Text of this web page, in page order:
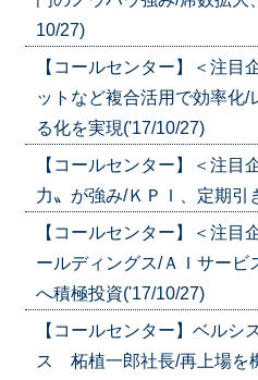
10/27)
【コールセンター】＜注目
ットなど複合活用で効率化/
る化を実現('17/10/27)
【コールセンター】＜注目
力〟が強み/ＫＰＩ、定期引
【コールセンター】＜注目
ールディングス/ＡＩサービ
へ積極投資('17/10/27)
【コールセンター】ベルシ
ス 柘植一郎社長/再上場を